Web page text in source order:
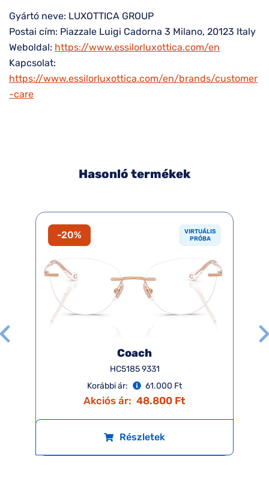
Gyártó neve: LUXOTTICA GROUP
Postai cím: Piazzale Luigi Cadorna 3 Milano, 20123 Italy
Weboldal: https://www.essilorluxottica.com/en
Kapcsolat:
https://www.essilorluxottica.com/en/brands/customer
-care
Hasonló termékek
-20%
VIRTUÁLIS
PRÓBA
Coach
HC5185 9331
Korábbi ár:
61.000 Ft
Akciós ár: 48.800 Ft
Részletek